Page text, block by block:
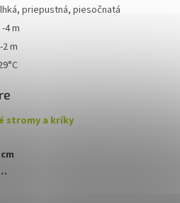
priepustná, piesočnatá
4 m
2 m
stromy a kríky